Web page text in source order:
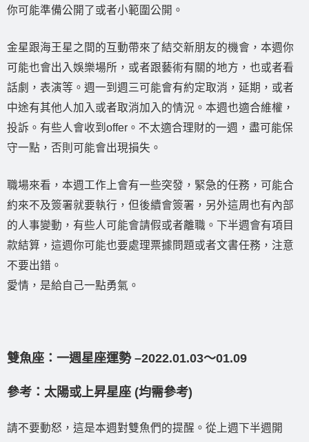
你可能準備公開了或者小範圍公開。
金星跟海王星之間的互動帶來了結交新朋友的機會，本週你
可能也會出入娛樂場所，或者跟藝術有關的地方，也或者看
話劇，表演等。週一到週三可能會有約定取消，延期，或者
中途有其他人加入或者取消加入的情況。本週也適合維權，
投訴。有些人會收到offer。不太適合理財的一週，盡可能保
守一點，否則可能會出現損失。
職場來看，本週工作上會有一些突發，緊急的任務，可能合
約來不及簽署就要執行，但後續會簽署，另外這周也有內部
的人事變動，有些人可能會請假或者離職。下半週會有項目
款結算，這週你可能也要處理票據問題或者文書任務，注意
不要出錯。
愛情，是給自己一點勇氣。
雙魚座：一週星座運勢 –2022.01.03〜01.09
參考：太陽或上昇星座 (均需參考)
請不要動怒，這是本週對雙魚們的提醒。從上週下半週開